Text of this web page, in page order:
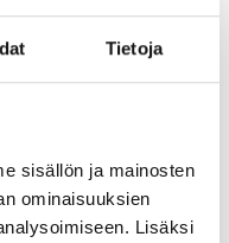
Tietoja
sisällön ja mainosten
ominaisuuksien
Lisäksi